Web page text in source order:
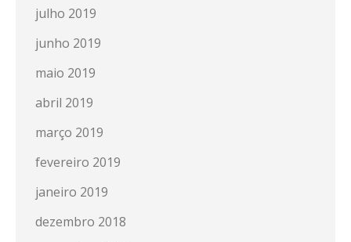
julho 2019
junho 2019
maio 2019
abril 2019
março 2019
fevereiro 2019
janeiro 2019
dezembro 2018